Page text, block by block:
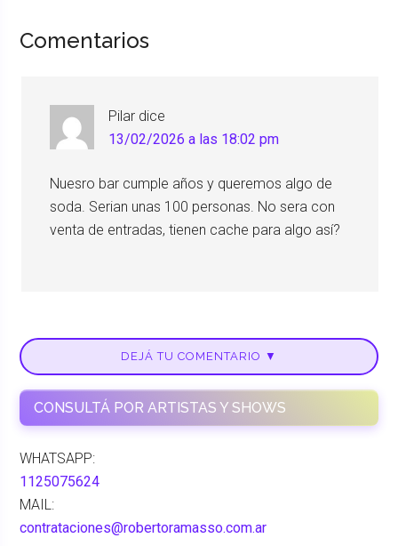
Comentarios
Pilar dice
13/02/2026 a las 18:02 pm
Nuesro bar cumple años y queremos algo de
soda. Serian unas 100 personas. No sera con
venta de entradas, tienen cache para algo así?
DEJÁ TU COMENTARIO ▼
CONSULTÁ POR ARTISTAS Y SHOWS
WHATSAPP:
1125075624
MAIL:
contrataciones@robertoramasso.com.ar